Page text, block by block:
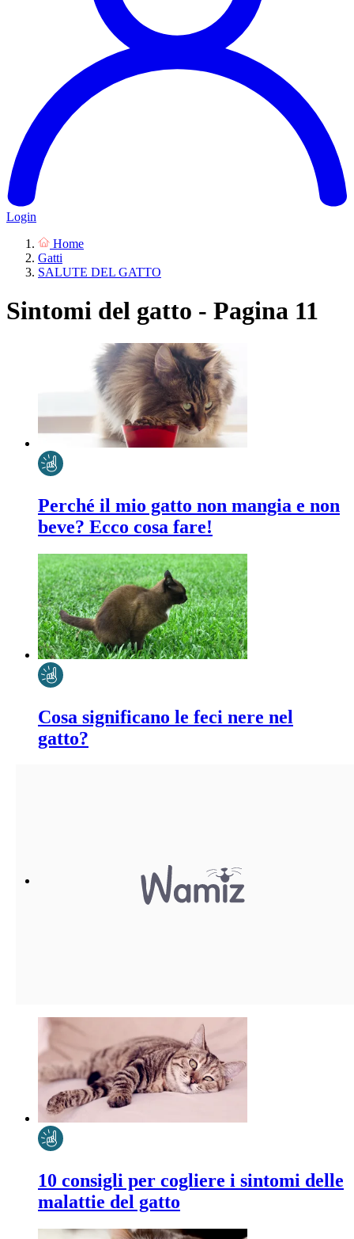
Login
Home
Gatti
SALUTE DEL GATTO
Sintomi del gatto - Pagina 11
Perché il mio gatto non mangia e non
beve? Ecco cosa fare!
Cosa significano le feci nere nel
gatto?
10 consigli per cogliere i sintomi delle
malattie del gatto